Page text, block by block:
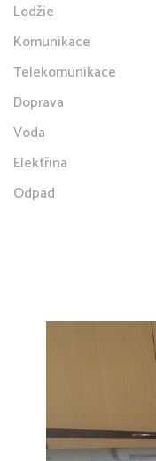
Lodžie
Komunikace
Telekomunikace
Doprava
Voda
Elektřina
Odpad